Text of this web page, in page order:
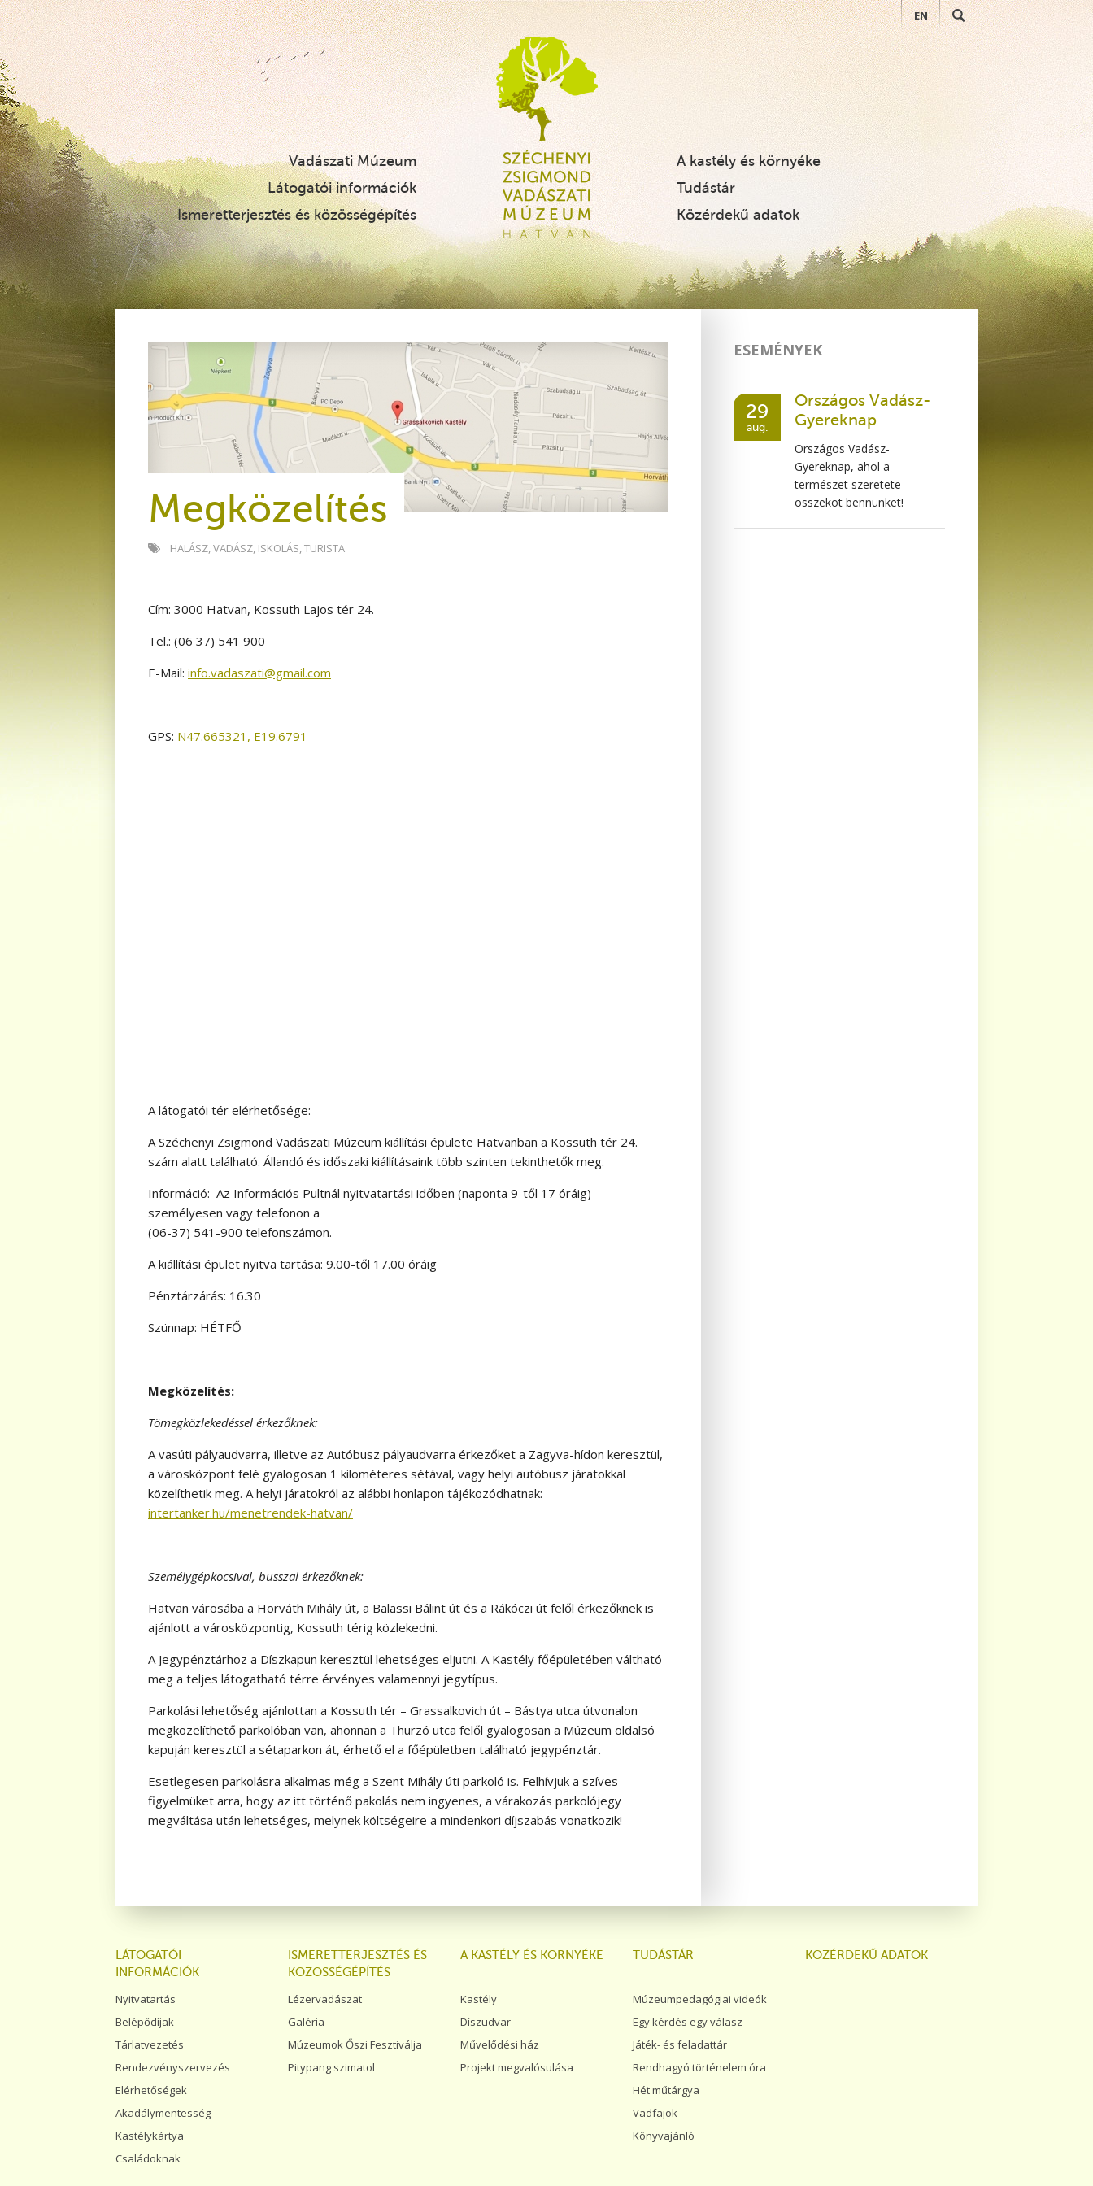
EN KERESÉS
Széchenyi Zsigmond Vadászati
Vadászati Múzeum
Látogatói információk
Ismeretterjesztés és közösségépítés
A kastély és környéke
Tudástár
Közérdekű adatok
Megközelítés
HALÁSZ,VADÁSZ, ISKOLÁS,TURISTA
Cím: 3000 Hatvan, Kossuth Lajos tér 24.
Tel.: (06 37) 541 900
E-Mail: info.vadaszati@gmail.com
GPS: N47.665321, E19.6791
A látogatói tér elérhetősége:
A Széchenyi Zsigmond Vadászati Múzeum kiállítási épülete Hatvanban a Kossuth tér 24.
szám alatt található. Állandó és időszaki kiállításaink több szinten tekinthetők meg.
Információ: Az Információs Pultnál nyitvatartási időben (naponta 9-től 17 óráig)
személyesen vagy telefonon a
(06-37) 541-900 telefonszámon.
A kiállítási épület nyitva tartása: 9.00-től 17.00 óráig
Pénztárzárás: 16.30
Szünnap: HÉTFŐ
Megközelítés:
Tömegközlekedéssel érkezőknek:
A vasúti pályaudvarra, illetve az Autóbusz pályaudvarra érkezőket a Zagyva-hídon keresztül,
a városközpont felé gyalogosan 1 kilométeres sétával, vagy helyi autóbusz járatokkal
közelíthetik meg. A helyi járatokról az alábbi honlapon tájékozódhatnak:
intertanker.hu/menetrendek-hatvan/
Személygépkocsival, busszal érkezőknek:
Hatvan városába a Horváth Mihály út, a Balassi Bálint út és a Rákóczi út felől érkezőknek is
ajánlott a városközpontig, Kossuth térig közlekedni.
A Jegypénztárhoz a Díszkapun keresztül lehetséges eljutni. A Kastély főépületében váltható
meg a teljes látogatható térre érvényes valamennyi jegytípus.
Parkolási lehetőség ajánlottan a Kossuth tér – Grassalkovich út – Bástya utca útvonalon
megközelíthető parkolóban van, ahonnan a Thurzó utca felől gyalogosan a Múzeum oldalsó
kapuján keresztül a sétaparkon át, érhető el a főépületben található jegypénztár.
Esetlegesen parkolásra alkalmas még a Szent Mihály úti parkoló is. Felhívjuk a szíves
figyelmüket arra, hogy az itt történő pakolás nem ingyenes, a várakozás parkolójegy
megváltása után lehetséges, melynek költségeire a mindenkori díjszabás vonatkozik!
ESEMÉNYEK
29
aug.
Országos Vadász-
Gyereknap
Országos Vadász-
Gyereknap, ahol a
természet szeretete
összeköt bennünket!
LÁTOGATÓI
INFORMÁCIÓK
Nyitvatartás
Belépődíjak
Tárlatvezetés
Rendezvényszervezés
Elérhetőségek
Akadálymentesség
Kastélykártya
Családoknak
ISMERETTERJESZTÉS ÉS
KÖZÖSSÉGÉPÍTÉS
Lézervadászat
Galéria
Múzeumok Őszi Fesztiválja
Pitypang szimatol
A KASTÉLY ÉS KÖRNYÉKE
Kastély
Díszudvar
Művelődési ház
Projekt megvalósulása
TUDÁSTÁR
Múzeumpedagógiai videók
Egy kérdés egy válasz
Játék- és feladattár
Rendhagyó történelem óra
Hét műtárgya
Vadfajok
Könyvajánló
KÖZÉRDEKŰ ADATOK